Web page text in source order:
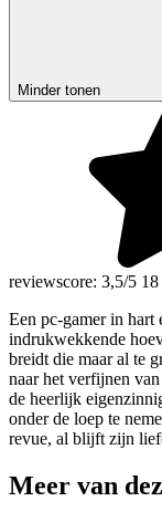
Minder tonen
reviewscore: 3,5/5
Een pc-gamer in hart
indrukwekkende
breidt die maar al te
naar het verfijnen
de heerlijk
onder de loep te
revue, al blijft zijn
Meer van